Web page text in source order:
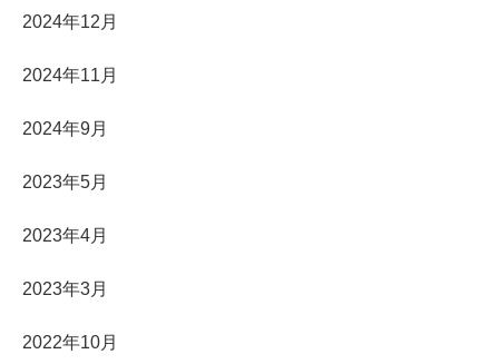
2024年12月
2024年11月
2024年9月
2023年5月
2023年4月
2023年3月
2022年10月